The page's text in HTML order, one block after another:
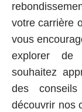
votre carrière
vous
explorer de
souhaitez
des
découvrir nos